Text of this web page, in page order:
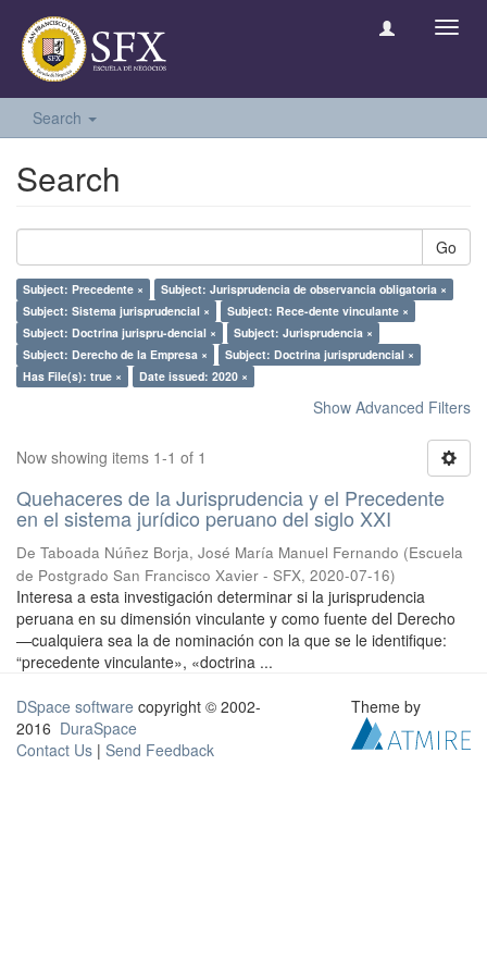
Search
Search
Go
Subject: Precedente ×
Subject: Jurisprudencia de observancia obligatoria ×
Subject: Sistema jurisprudencial ×
Subject: Rece-dente vinculante ×
Subject: Doctrina jurispru-dencial ×
Subject: Jurisprudencia ×
Subject: Derecho de la Empresa ×
Subject: Doctrina jurisprudencial ×
Has File(s): true ×
Date issued: 2020 ×
Show Advanced Filters
Now showing items 1-1 of 1
Quehaceres de la Jurisprudencia y el Precedente
en el sistema jurídico peruano del siglo XXI
De Taboada Núñez Borja, José María Manuel Fernando (Escuela
de Postgrado San Francisco Xavier - SFX, 2020-07-16)
Interesa a esta investigación determinar si la jurisprudencia
peruana en su dimensión vinculante y como fuente del Derecho
—cualquiera sea la de nominación con la que se le identifique:
“precedente vinculante», «doctrina ...
DSpace software copyright © 2002-
2016 DuraSpace
Contact Us | Send Feedback
Theme by